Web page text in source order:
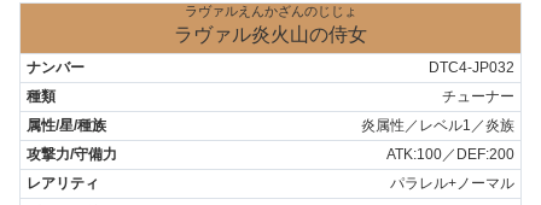
ラヴァルえんかざんのじじょ
ラヴァル炎火山の侍女
DTC4-JP032
チューナー
炎属性／レベル1／炎族
ATK:100／DEF:200
パラレル+ノーマル